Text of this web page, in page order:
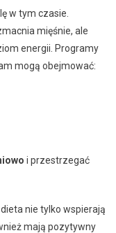
w tym czasie.
mięśnie, ale
energii. Programy
mogą obejmować:
i przestrzegać
nie tylko wspierają
mają pozytywny